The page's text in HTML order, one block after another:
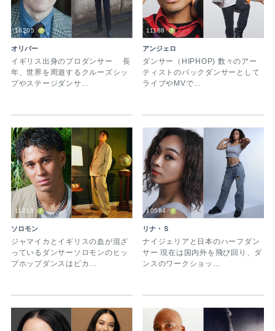
16205
オリバー
イギリス出身のプロダンサー 長
年、世界を周遊するクルーズシッ
プやステージダンサ…
11188
アンジェロ
ダンサー（HIPHOP) 数々のアー
ティストのバックダンサーとして
ライブやMVで…
11213
ソロモン
ジャマイカとイギリスの血が混ざ
っているダンサーソロモンのヒッ
プホップダンスはピカ…
10584
リナ・Ｓ
ナイジェリアと日本のハーフダン
サー 現在は国内外を飛び回り、ダ
ンスのワークショッ…